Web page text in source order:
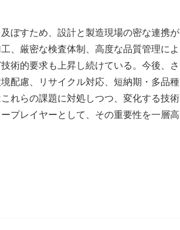
ぼすため、設計と製造現場の密な連携が
、厳密な検査体制、高度な品質管理によ
術的要求も上昇し続けている。今後、さ
配慮、リサイクル対応、短納期・多品種
れらの課題に対処しつつ、変化する技術
プレイヤーとして、その重要性を一層高